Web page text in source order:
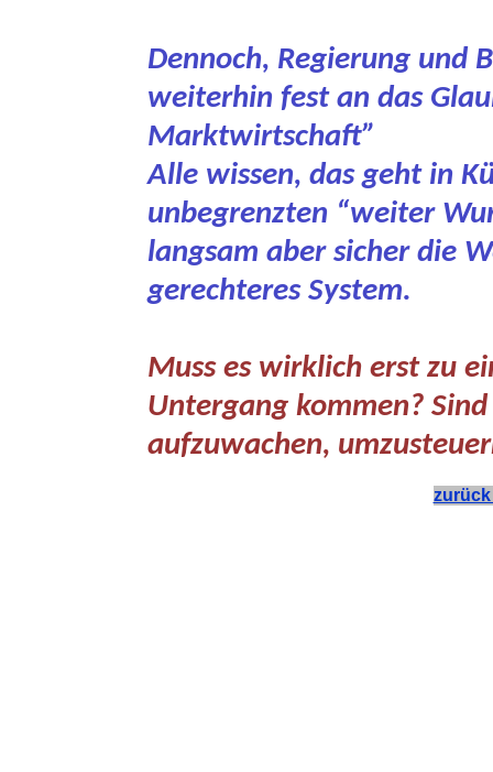
Dennoch, Regierung und
weiterhin fest an das
Marktwirtschaft”
Alle wissen, das geht in
unbegrenzten “weiter
langsam aber sicher die
gerechteres System.
Muss es wirklich erst zu
Untergang kommen?
aufzuwachen,
zurück